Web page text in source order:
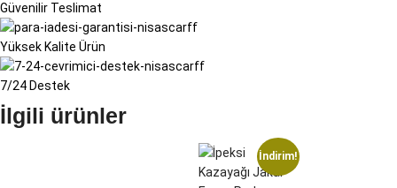
Güvenilir Teslimat
Yüksek Kalite Ürün
7/24 Destek
İlgili ürünler
İndirim!